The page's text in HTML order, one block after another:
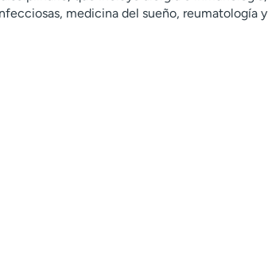
medicina del sueño, reumatología y